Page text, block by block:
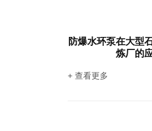
防爆水环泵在大型
炼厂的
+ 查看更多